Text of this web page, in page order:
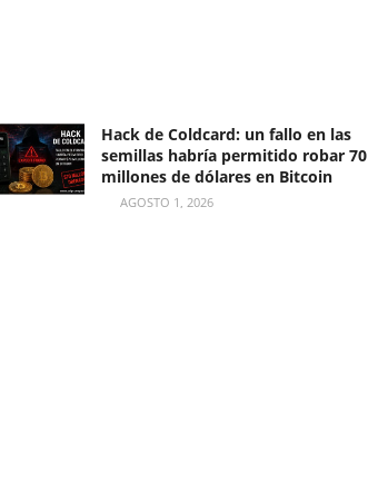
Hack de Coldcard: un fallo en las
semillas habría permitido robar 70
millones de dólares en Bitcoin
AGOSTO 1, 2026